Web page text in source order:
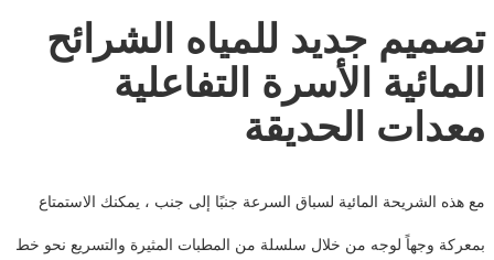
تصميم جديد للمياه الشرائح
المائية الأسرة التفاعلية
معدات الحديقة
مع هذه الشريحة المائية لسباق السرعة جنبًا إلى جنب ، يمكنك الاستمتاع
بمعركة وجهاً لوجه من خلال سلسلة من المطبات المثيرة والتسريع نحو خط